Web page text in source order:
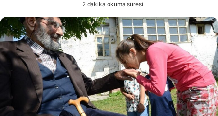
göndermek
2 dakika okuma süresi